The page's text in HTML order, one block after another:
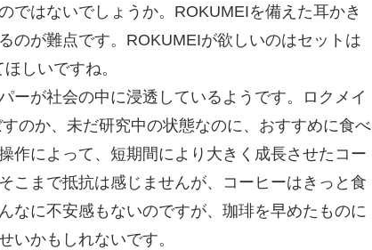
ではないでしょうか。ROKUMEIを備えた耳かき
のが難点です。ROKUMEIが欲しいのはセットは
しいですね。
ーが社会の中に浸透しているようです。ロクメイ
のか、未だ研究中の状態なのに、おすすめに食べ
作によって、短期間により大きく成長させたコー
こまで抵抗は感じませんが、コーヒーはきっと食
なに不安感もないのですが、珈琲を早めたものに
いかもしれないです。